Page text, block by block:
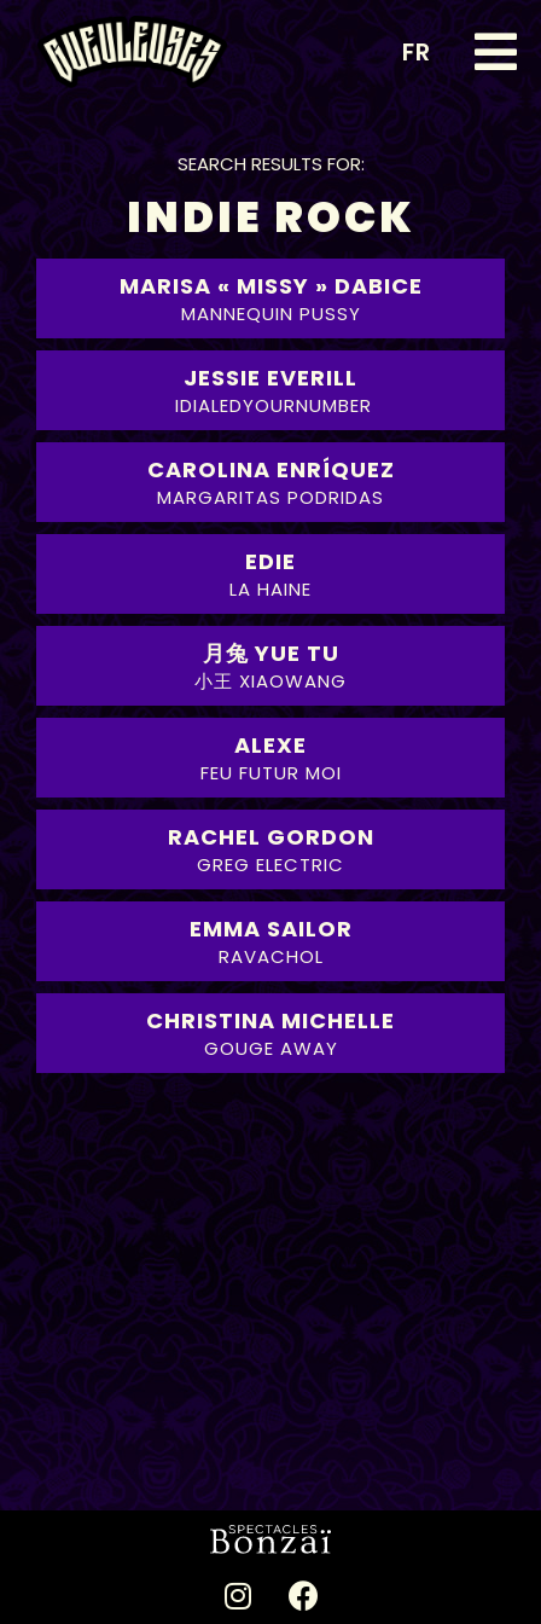
FR
SEARCH RESULTS FOR:
INDIE ROCK
MARISA « MISSY » DABICE
MANNEQUIN PUSSY
JESSIE EVERILL
IDIALEDYOURNUMBER
CAROLINA ENRÍQUEZ
MARGARITAS PODRIDAS
EDIE
LA HAINE
月兔 YUE TU
小王 XIAOWANG
ALEXE
FEU FUTUR MOI
RACHEL GORDON
GREG ELECTRIC
EMMA SAILOR
RAVACHOL
CHRISTINA MICHELLE
GOUGE AWAY